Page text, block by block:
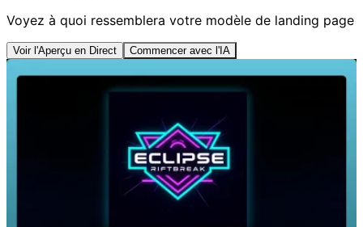
Voyez à quoi ressemblera votre modèle de landing page
Voir l'Aperçu en Direct Commencer avec l'IA